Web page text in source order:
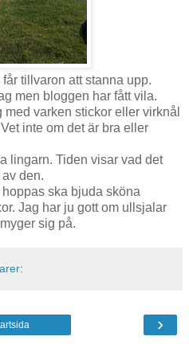
tillvaron att stanna upp.
men bloggen har fått vila.
varken stickor eller virknål
inte om det är bra eller
lingarn. Tiden visar vad det
den.
ska bjuda sköna
Jag har ju gott om ullsjalar
sig på.
›